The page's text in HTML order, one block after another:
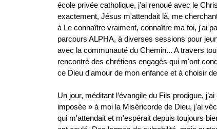
école privée catholique, j'ai renoué avec le
exactement, Jésus m'attendait là, me
à Le connaître vraiment, connaître ma foi, j'ai
parcours ALPHA, à diverses sessions pour
avec la communauté du Chemin... A travers
rencontré des chrétiens engagés qui m'ont
ce Dieu d'amour de mon enfance et à choisir
Un jour, méditant l’évangile du Fils prodigue,
imposée » à moi la Miséricorde de Dieu, j'ai
qui m'attendait et m'espérait depuis toujours